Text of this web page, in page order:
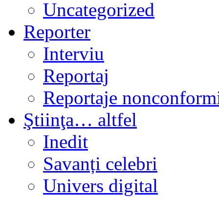
Uncategorized
Reporter
Interviu
Reportaj
Reportaje
Ştiinţa… altfel
Inedit
Savanți celebri
Univers digital